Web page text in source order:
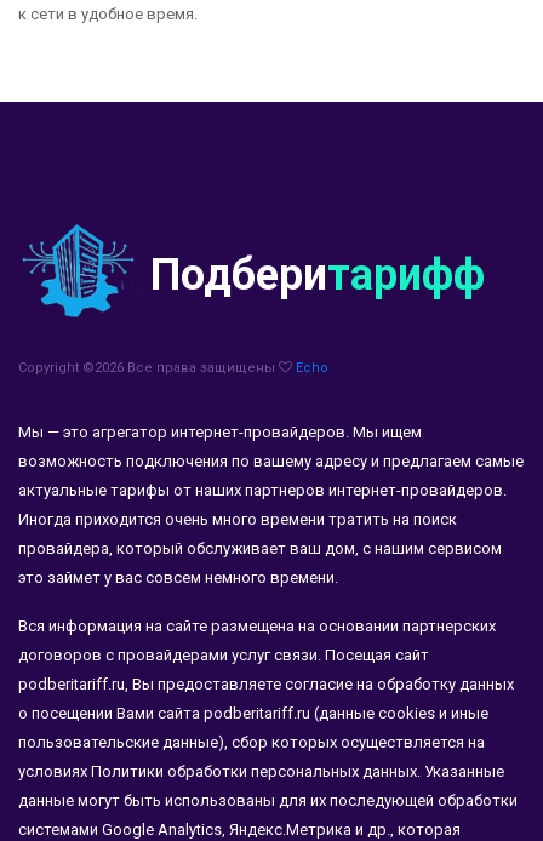
к сети в удобное время.
Подберитарифф
Copyright ©2026 Все права защищены Echo
Мы — это агрегатор интернет-провайдеров. Мы ищем
возможность подключения по вашему адресу и предлагаем самые
актуальные тарифы от наших партнеров интернет-провайдеров.
Иногда приходится очень много времени тратить на поиск
провайдера, который обслуживает ваш дом, с нашим сервисом
это займет у вас совсем немного времени.
Вся информация на сайте размещена на основании партнерских
договоров с провайдерами услуг связи. Посещая сайт
podberitariff.ru, Вы предоставляете согласие на обработку данных
о посещении Вами сайта podberitariff.ru (данные cookies и иные
пользовательские данные), сбор которых осуществляется на
условиях Политики обработки персональных данных. Указанные
данные могут быть использованы для их последующей обработки
системами Google Analytics, Яндекс.Метрика и др., которая